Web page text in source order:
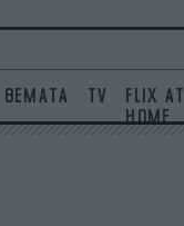
ΘΕΜΑΤΑ TV
FLIX AT
HOME